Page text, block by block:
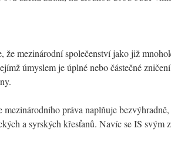
že mezinárodní společenství jako již
úmyslem je úplné nebo částečné
mezinárodního práva naplňuje
a syrských křesťanů. Navíc se IS svým